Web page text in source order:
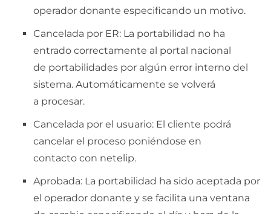
operador donante especificando un motivo.
Cancelada por ER: La portabilidad no ha
entrado correctamente al portal nacional
de portabilidades por algún error interno del
sistema. Automáticamente se volverá
a procesar.
Cancelada por el usuario: El cliente podrá
cancelar el proceso poniéndose en
contacto con netelip.
Aprobada: La portabilidad ha sido aceptada por
el operador donante y se facilita una ventana